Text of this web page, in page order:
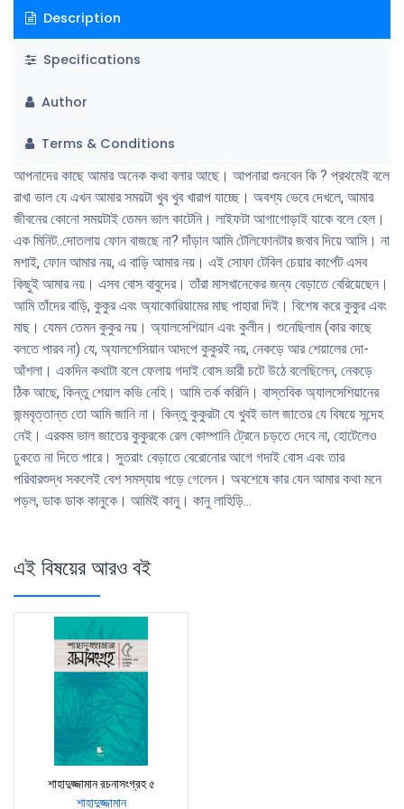
Description
Specifications
Author
Terms & Conditions
আপনাদের কাছে আমার অনেক কথা বলার আছে। আপনারা শুনবেন কি ? প্রথমেই বলে
রাখা ভাল যে এখন আমার সময়টা খুব খুব খারাপ যাচ্ছে। অবশ্য ভেবে দেখলে, আমার
জীবনের কোনাে সময়টাই তেমন ভাল কাটেনি। লাইফটা আগাগােড়াই যাকে বলে হেল।
এক মিনিট..দোতলায় ফোন বাজছে না? দাঁড়ান আমি টেলিফোনটার জবাব দিয়ে আসি। না
মশাই, ফোন আমার নয়, এ বাড়ি আমার নয়। এই সােফা টেবিল চেয়ার কার্পেট এসব
কিছুই আমার নয়। এসব বােস বাবুদের। তাঁরা মাসখানেকের জন্য বেড়াতে বেরিয়েছেন।
আমি তাঁদের বাড়ি, কুকুর এবং অ্যাকোরিয়ামের মাছ পাহারা দিই। বিশেষ করে কুকুর এবং
মাছ। যেমন তেমন কুকুর নয়। অ্যালসেশিয়ান এবং কুলীন। শুনেছিলাম (কার কাছে
বলতে পারব না) যে, অ্যালশেসিয়ান আদপে কুকুরই নয়, নেকড়ে আর শেয়ালের দো-
আঁশলা। একদিন কথাটা বলে ফেলায় গদাই বােস ভারী চটে উঠে বলেছিলেন, নেকড়ে
ঠিক আছে, কিন্তু শেয়াল কভি নেহি। আমি তর্ক করিনি। বাস্তবিক অ্যালসেশিয়ানের
জন্মবৃত্তান্ত তাে আমি জানি না। কিন্তু কুকুরটা যে খুবই ভাল জাতের যে বিষয়ে সন্দেহ
নেই। এরকম ভাল জাতের কুকুরকে রেল কোম্পানি ট্রেনে চড়তে দেবে না, হােটেলেও
ঢুকতে না দিতে পারে। সুতরাং বেড়াতে বেরােনাের আগে গদাই বােস এবং তার
পরিবারশুদ্ধ সকলেই বেশ সমস্যায় পড়ে গেলেন। অবশেষে কার যেন আমার কথা মনে
পড়ল, ডাক ডাক কানুকে। আমিই কানু। কানু লাহিড়ি...
এই বিষয়ের আরও বই
শাহাদুজ্জামান রচনাসংগ্রহ ৫
শাহাদুজ্জামান